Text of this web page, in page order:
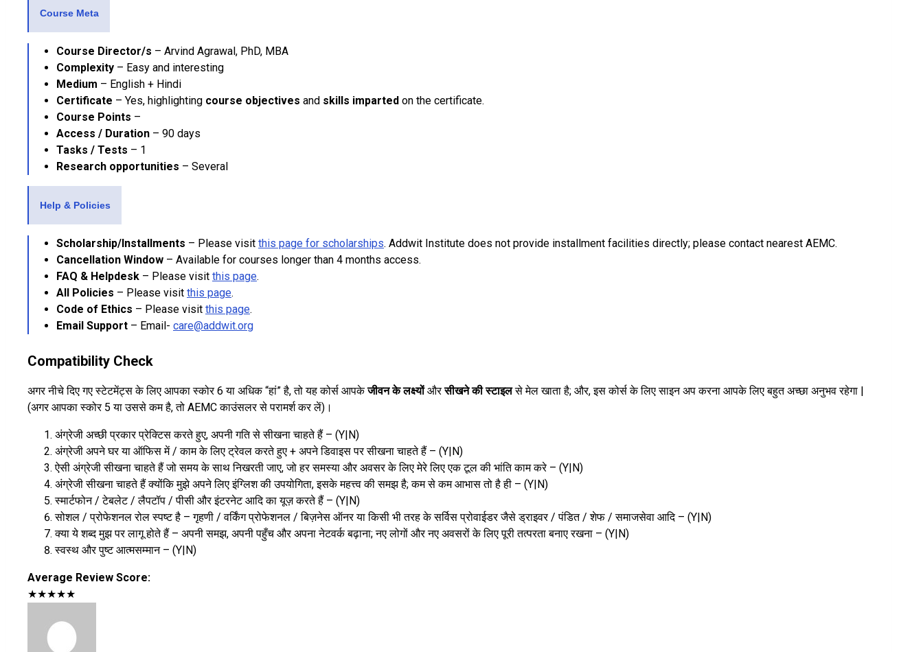
Course Meta
Course Director/s – Arvind Agrawal, PhD, MBA
Complexity – Easy and interesting
Medium – English + Hindi
Certificate – Yes, highlighting course objectives and skills imparted on the certificate.
Course Points –
Access / Duration – 90 days
Tasks / Tests – 1
Research opportunities – Several
Help & Policies
Scholarship/Installments – Please visit this page for scholarships. Addwit Institute does not provide installment facilities directly; please contact nearest AEMC.
Cancellation Window – Available for courses longer than 4 months access.
FAQ & Helpdesk – Please visit this page.
All Policies – Please visit this page.
Code of Ethics – Please visit this page.
Email Support – Email- care@addwit.org
Compatibility Check
अगर नीचे दिए गए स्टेटमेंट्स के लिए आपका स्कोर 6 या अधिक “हां” है, तो यह कोर्स आपकेजीवन के लक्ष्योंऔरसीखने की स्टाइलसे मेल खाता है; और, इस कोर्स के लिए साइन अप करना आपके लिए बहुत अच्छा अनुभव रहेगा |
(अगर आपका स्कोर 5 या उससे कम है, तो AEMC काउंसलर से परामर्श कर लें)।
अंग्रेजी अच्छी प्रकार प्रेक्टिस करते हुए, अपनी गति से सीखना चाहते हैं – (Y|N)
अंग्रेजी अपने घर या ऑफिस में / काम के लिए ट्रेवल करते हुए + अपने डिवाइस पर सीखना चाहते हैं – (Y|N)
ऐसी अंग्रेजी सीखना चाहते हैं जो समय के साथ निखरती जाए, जो हर समस्या और अवसर के लिए मेरे लिए एक टूल की भांति काम करे – (Y|N)
अंग्रेजी सीखना चाहते हैं क्योंकि मुझे अपने लिए इंग्लिश की उपयोगिता, इसके महत्त्व की समझ है; कम से कम आभास तो है ही – (Y|N)
स्मार्टफोन / टेबलेट / लैपटॉप / पीसी और इंटरनेट आदि का यूज़ करते हैं – (Y|N)
सोशल / प्रोफेशनल रोल स्पष्ट है – गृहणी / वर्किंग प्रोफेशनल / बिज़नेस ऑनर या किसी भी तरह के सर्विस प्रोवाईडर जैसे ड्राइवर / पंडित / शेफ / समाजसेवा आदि – (Y|N)
क्या ये शब्द मुझ पर लागू होते हैं – अपनी समझ, अपनी पहुँच और अपना नेटवर्क बढ़ाना; नए लोगों और नए अवसरों के लिए पूरी तत्परता बनाए रखना – (Y|N)
स्वस्थ और पुष्ट आत्मसम्मान – (Y|N)
Average Review Score:
★★★★★